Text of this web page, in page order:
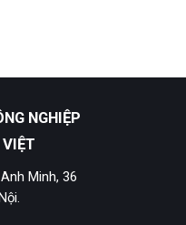
NGHIỆP
Minh, 36